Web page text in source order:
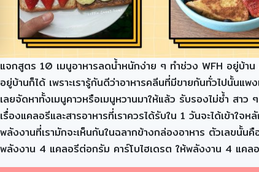
แจกสูตร 10 เมนูอาหารลดน้ำหนักง่าย ๆ ทำช่วง WFH อยู่บ้า
อยู่บ้านก็ได้ เพราะเรารู้กันดีว่าอาหารคลีนที่มีขายกันทั่วไปนั้นแ
เลยจัดหาทั้งเมนูคาวหรือเมนูหวานมาให้แล้ว รับรองไม่ซ้ำ สา
เรื่องแคลอรีและสารอาหารที่เราควรได้รับใน 1 วันจะได้เข้า
พลังงานที่เรามักจะเห็นกันในฉลากข้างกล่องอาหาร ตัวเลขนั้น
พลังงาน 4 แคลอรีต่อกรัม คาร์โบไฮเดรต ให้พลังงาน 4 แคล